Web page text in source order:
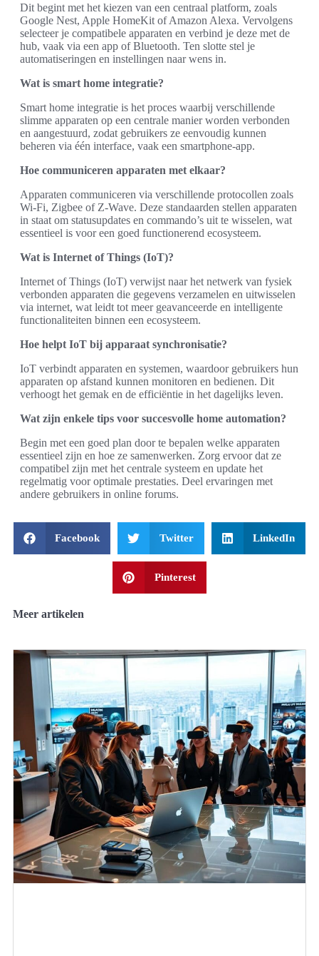
Dit begint met het kiezen van een centraal platform, zoals
Google Nest, Apple HomeKit of Amazon Alexa. Vervolgens
selecteer je compatibele apparaten en verbind je deze met de
hub, vaak via een app of Bluetooth. Ten slotte stel je
automatiseringen en instellingen naar wens in.
Wat is smart home integratie?
Smart home integratie is het proces waarbij verschillende
slimme apparaten op een centrale manier worden verbonden
en aangestuurd, zodat gebruikers ze eenvoudig kunnen
beheren via één interface, vaak een smartphone-app.
Hoe communiceren apparaten met elkaar?
Apparaten communiceren via verschillende protocollen zoals
Wi-Fi, Zigbee of Z-Wave. Deze standaarden stellen apparaten
in staat om statusupdates en commando’s uit te wisselen, wat
essentieel is voor een goed functionerend ecosysteem.
Wat is Internet of Things (IoT)?
Internet of Things (IoT) verwijst naar het netwerk van fysiek
verbonden apparaten die gegevens verzamelen en uitwisselen
via internet, wat leidt tot meer geavanceerde en intelligente
functionaliteiten binnen een ecosysteem.
Hoe helpt IoT bij apparaat synchronisatie?
IoT verbindt apparaten en systemen, waardoor gebruikers hun
apparaten op afstand kunnen monitoren en bedienen. Dit
verhoogt het gemak en de efficiëntie in het dagelijks leven.
Wat zijn enkele tips voor succesvolle home automation?
Begin met een goed plan door te bepalen welke apparaten
essentieel zijn en hoe ze samenwerken. Zorg ervoor dat ze
compatibel zijn met het centrale systeem en update het
regelmatig voor optimale prestaties. Deel ervaringen met
andere gebruikers in online forums.
Facebook Twitter LinkedIn
Pinterest
Meer artikelen